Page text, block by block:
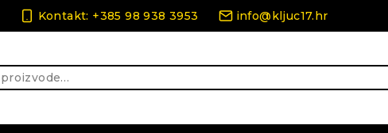
Kontakt: +385 98 938 3953 info@kljuc17.hr